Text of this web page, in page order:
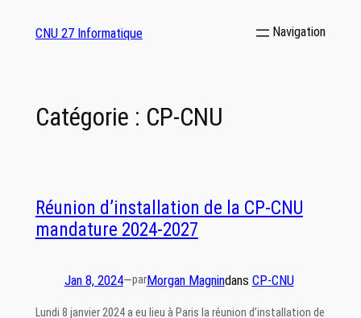
CNU 27 Informatique
Catégorie : CP-CNU
Réunion d’installation de la CP-CNU
mandature 2024-2027
Jan 8, 2024—parMorgan Magnindans CP-CNU
Lundi 8 janvier 2024 a eu lieu à Paris la réunion d’installation de